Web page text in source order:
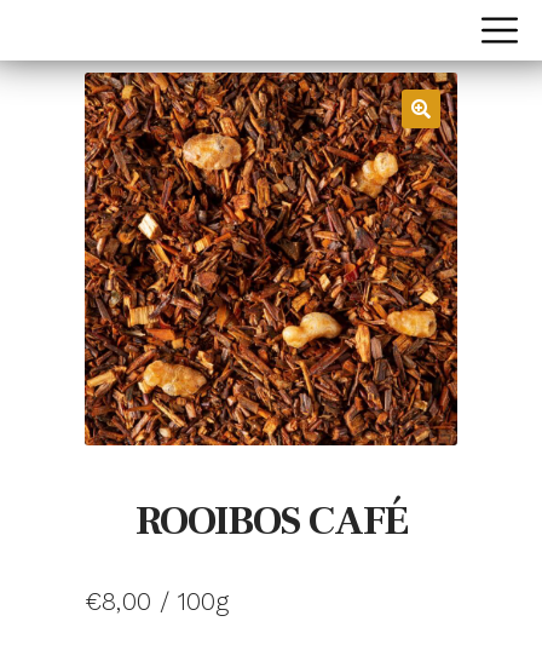
ROOIBOS CAFÉ
€8,00 / 100g